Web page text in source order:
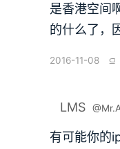
是香港空间
的什么了，
2016-11-08 ⫑
LMS
有可能你的